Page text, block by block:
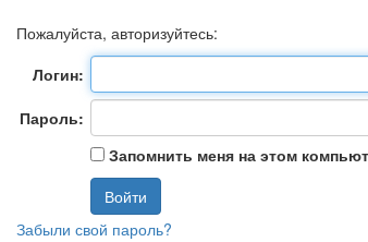
Пожалуйста, авторизуйтесь:
Логин:
Пароль:
Запомнить меня на этом
Забыли свой пароль?